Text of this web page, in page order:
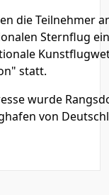
die Teilnehmer
Sternflug
statt.
wurde
von